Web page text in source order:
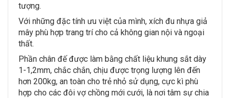
tượng.
Với những đặc tính ưu việt của mình, xích đu nhựa giả
mây phù hợp trang trí cho cả không gian nội và ngoại
thất.
Phần chân đế được làm bằng chất liệu khung sắt dày
1-1,2mm, chắc chắn, chịu được trọng lượng lên đến
hơn 200kg, an toàn cho trẻ nhỏ sử dụng, cực kì phù
hợp cho các đôi vợ chồng mới cưới, là nơi tâm sự chia